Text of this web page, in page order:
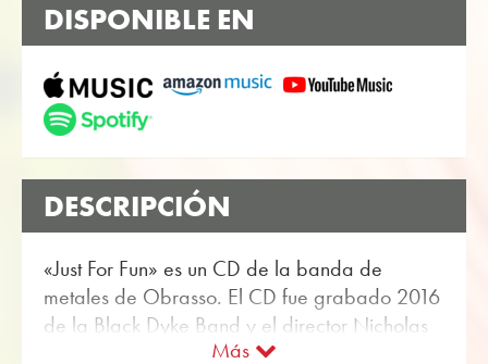
DISPONIBLE EN
DESCRIPCIÓN
«Just For Fun» es un CD de la banda de
metales de Obrasso. El CD fue grabado 2016
de la Black Dyke Band y el director Nicholas
Más